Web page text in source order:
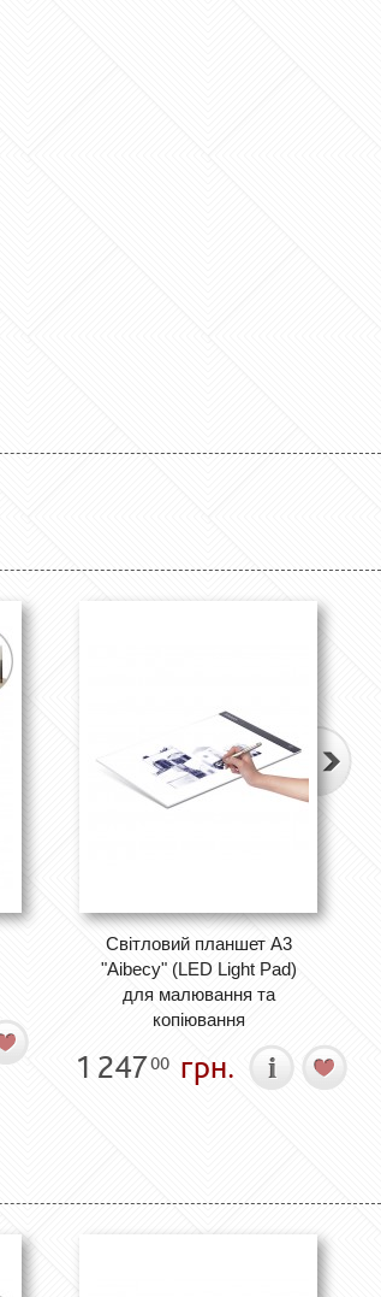
Світловий планшет А3
"Aibecy" (LED Light Pad)
для малювання та
копіювання
1 24700 грн.